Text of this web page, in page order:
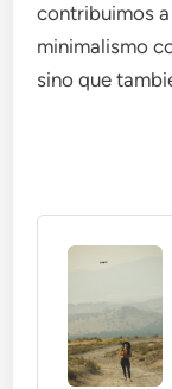
contribuimos
minimalismo
sino que